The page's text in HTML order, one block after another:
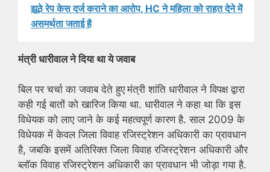
झूठे रेप केस दर्ज कराने का आरोप, HC ने महिला को राहत देने में
असमर्थता जताई है
मंत्री धारीवाल ने दिया था ये जवाब
बिल पर चर्चा का जवाब देते हुए मंत्री शांति धारीवाल ने विपक्ष द्वारा
कही गई बातों को खारिज किया था. धारीवाल ने कहा था कि इस
विधेयक को लाए जाने के कई महत्वपूर्ण कारण है. साल 2009 के
विधेयक में केवल जिला विवाह रजिस्ट्रेशन अधिकारी का प्रावधान
है, जबकि इसमें अतिरिक्त जिला विवाह रजिस्ट्रेशन अधिकारी और
ब्लॉक विवाह रजिस्ट्रेशन अधिकारी का प्रावधान भी जोड़ा गया है.